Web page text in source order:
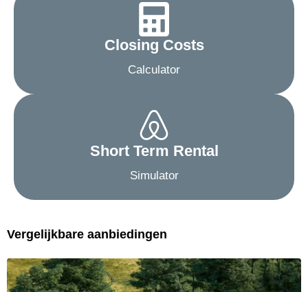
Closing Costs
Calculator
Short Term Rental
Simulator
Vergelijkbare aanbiedingen